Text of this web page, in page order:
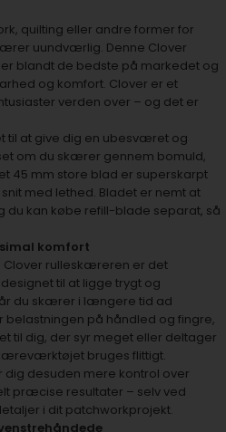
quilting eller andre former for
uundværlig. Denne Clover
blandt de bedste på markedet og
og komfort. Clover er et
verden over – og det er
til at give dig en ubesværet og
om du skærer gennem bomuld,
45 mm store blad er superskarpt
med lethed. Bladet er nemt at
du kan købe refill-blade separat, så
komfort
Clover rulleskæreren er det
til at ligge trygt og
du skærer i længere tid ad
på håndled og fingre,
til dig, der syr meget eller deltager
bruges flittigt.
desuden mere kontrol over
præcise resultater – selv ved
i dit patchworkprojekt.